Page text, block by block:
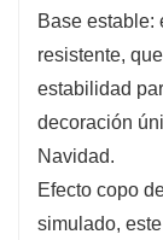
turísticos,
Atención:
distancia, el
ligeramente
ramas a
algún daño
Base estable:
resistente,
estabilidad
decoración
Navidad.
Efecto copo
simulado,